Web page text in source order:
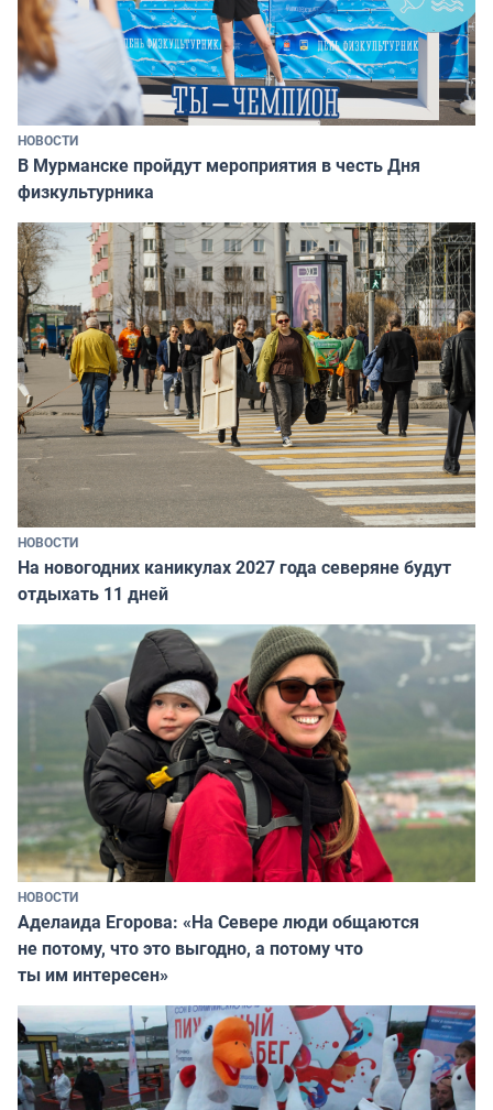
НОВОСТИ
В Мурманске пройдут мероприятия в честь Дня
физкультурника
НОВОСТИ
На новогодних каникулах 2027 года северяне будут
отдыхать 11 дней
НОВОСТИ
Аделаида Егорова: «На Севере люди общаются
не потому, что это выгодно, а потому что
ты им интересен»